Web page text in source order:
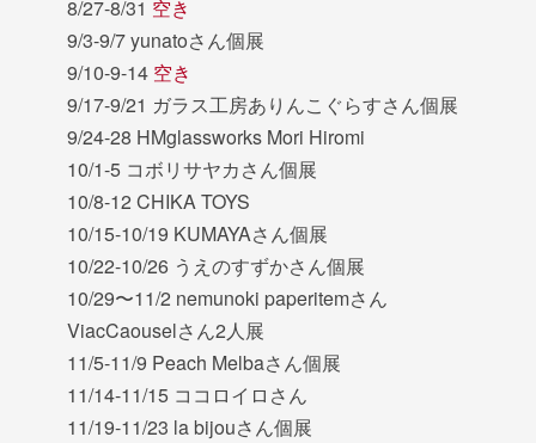
8/27-8/31 空き
9/3-9/7 yunatoさん個展
9/10-9-14 空き
9/17-9/21 ガラス工房ありんこぐらすさん個展
9/24-28 HMglassworks Mori Hiromi
10/1-5 コボリサヤカさん個展
10/8-12 CHIKA TOYS
10/15-10/19 KUMAYAさん個展
10/22-10/26 うえのすずかさん個展
10/29〜11/2 nemunoki paperitemさん
ViacCaouselさん2人展
11/5-11/9 Peach Melbaさん個展
11/14-11/15 ココロイロさん
11/19-11/23 la bijouさん個展